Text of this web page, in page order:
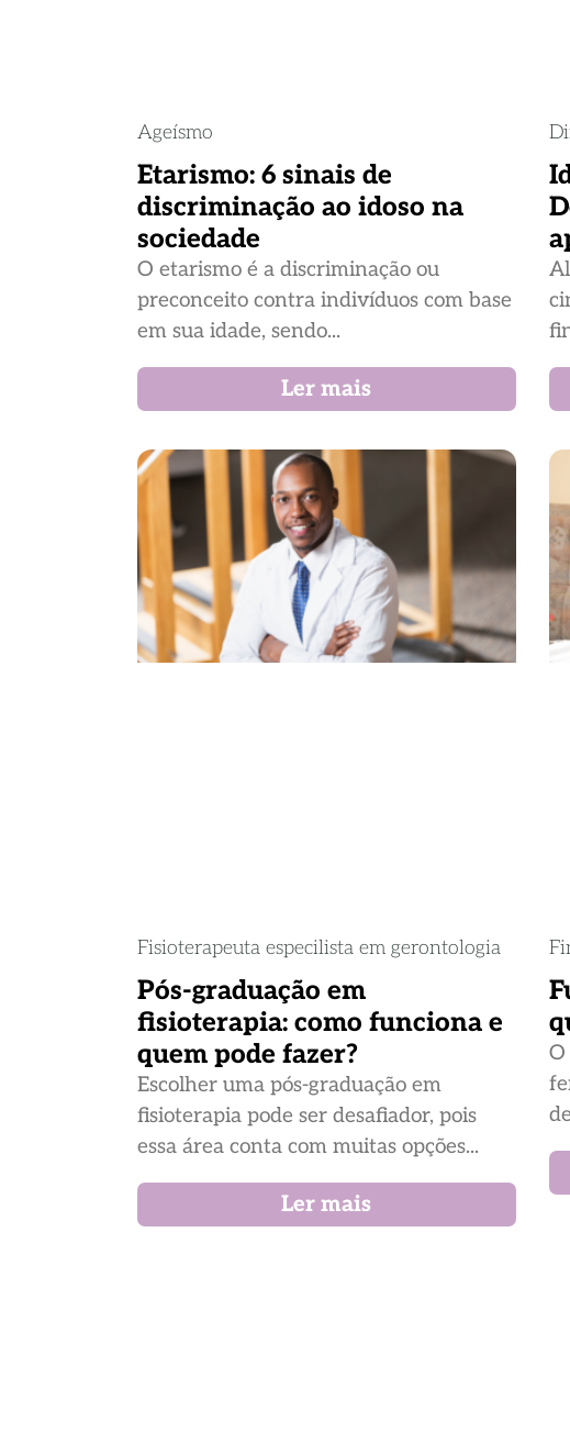
Ageísmo
Etarismo: 6 sinais de
discriminação ao idoso na
sociedade
O etarismo é a discriminação ou
preconceito contra indivíduos com base
em sua idade, sendo...
Ler mais
Fisioterapeuta especilista em gerontologia
Pós-graduação em
fisioterapia: como funciona e
quem pode fazer?
Escolher uma pós-graduação em
fisioterapia pode ser desafiador, pois
essa área conta com muitas opções...
Ler mais